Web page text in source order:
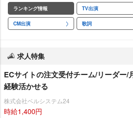
ランキング情報 TV出演
CM出演 歌詞
求人特集
ECサイトの注文受付チーム/リーダー/
経験活かせる
株式会社ベルシステム24
時給1,400円